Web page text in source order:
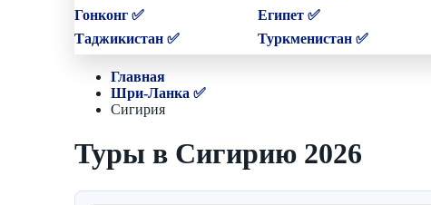
Гонконг ✅
Египет ✅
Таджикистан ✅
Туркменистан ✅
Главная
Шри-Ланка ✅
Сигирия
Туры в Сигирию 2026